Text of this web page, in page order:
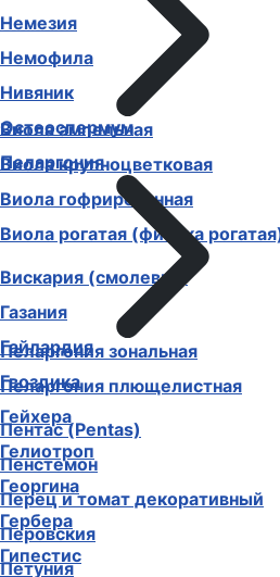
Виола ампельная
Виола крупноцветковая
Виола гофрированная
Виола рогатая (фиалка
Вискария (смолевка)
Газания
Гайлардия
Гвоздика
Гейхера
Гелиотроп
Георгина
Гербера
Гипестис
Немезия
Немофила
Нивяник
Остеоспермум
Пеларгония
Пеларгония зональная
Пеларгония плющелистная
Пентас (Pentas)
Пенстемон
Перец и томат декоративный
Перовския
Петуния